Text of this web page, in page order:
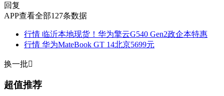
回复
APP查看全部127条数据
行情 临沂本地现货！华为擎云G540 Gen2政企本特惠
行情 华为MateBook GT 14北京5699元
换一批
超值推荐